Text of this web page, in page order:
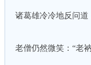
诸葛雄冷冷地反问
老僧仍然微笑：“老